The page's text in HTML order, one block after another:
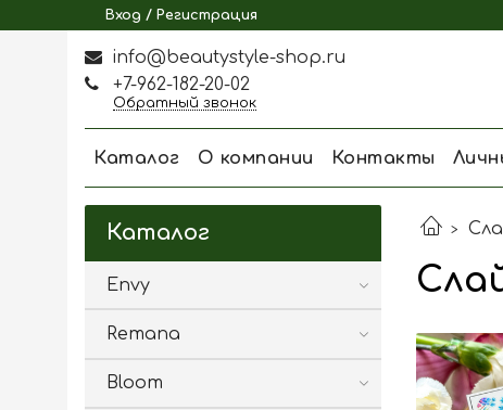
Вход / Регистрация
info@beautystyle-shop.ru
+7-962-182-20-02
Обратный звонок
Каталог О компании Контакты
Каталог
Envy
Remana
Bloom